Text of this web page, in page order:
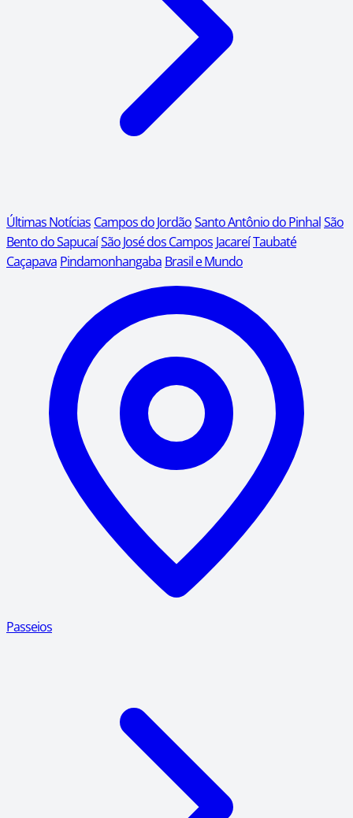
Últimas Notícias Campos do JordãoSanto Antônio do PinhalSão
Bento do SapucaíSão José dos Campos JacareíTaubaté
Caçapava Pindamonhangaba Brasil e Mundo
Passeios